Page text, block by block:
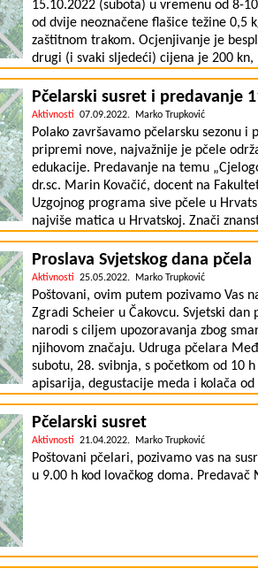
humanitarne svrhe. Rezultati su
15.10.2022 (subota) u vremenu od 8-
od dvije neoznačene flašice težine 0,5
zaštitnom trakom. Ocjenjivanje je
drugi (i svaki sljedeći) cijena je 200
pčelar će prilikom predaje uzoraka
proizvodnje, da se pri radu pridržava
s javnom objavom rezultata. Analiza
Agronomskom Fakultetu u Zagrebu.
Sajmu Mesap 19.11.2022 U
098/803-333 u večernjim satima.
Pčelarski susret i predavanje
Aktivnosti 07.09.2022. Marko Trupković
Polako završavamo pčelarsku sezonu
pripremi nove, najvažnije je pčele
edukacije. Predavanje na temu
dr.sc. Marin Kovačić, docent na
Uzgojnog programa sive pčele u
najviše matica u Hrvatskoj. Znači
Račinska Peta u Novom Selu na Dravi
dok će samo predavanje početi u
problematikama iz pčelarstva.
Proslava Svjetskog dana pčela
Aktivnosti 25.05.2022. Marko Trupković
Poštovani, ovim putem pozivamo Vas
Zgradi Scheier u Čakovcu. Svjetski
narodi s ciljem upozoravanja zbog
njihovom značaju. Udruga pčelara
subotu, 28. svibnja, s početkom od 10
apisarija, degustacije meda i kolača
sc. Gordane Hegić, predsjednice
zdravlje''. Pozivamo Vas da nam se
pčelinjih proizvoda, te da ukažemo
Pčelarski susret
Aktivnosti 21.04.2022. Marko Trupković
Poštovani pčelari, pozivamo vas na
u 9.00 h kod lovačkog doma. Predavač